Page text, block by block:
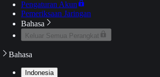
Pengaturan Akun
Pemeriksaan Jaringan
Bahasa
Keluar Semua Perangkat
Bahasa
Indonesia